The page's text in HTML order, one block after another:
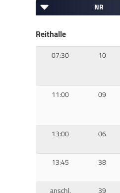
NR
Reithalle
07:30 10
11:00 09
13:00 06
13:45 38
anschl. 39